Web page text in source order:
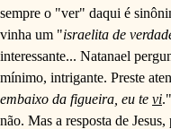
sempre o "ver" daqui é
vinha um "israelita de
interessante... Natanael
mínimo, intrigante. Preste
embaixo da figueira, eu te vi
não. Mas a resposta de